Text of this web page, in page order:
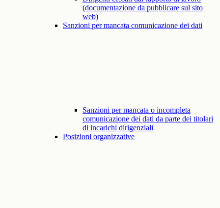
(documentazione da pubblicare sul sito
web)
Sanzioni per mancata comunicazione dei dati
Sanzioni per mancata o incompleta
comunicazione dei dati da parte dei titolari
di incarichi dirigenziali
Posizioni organizzative